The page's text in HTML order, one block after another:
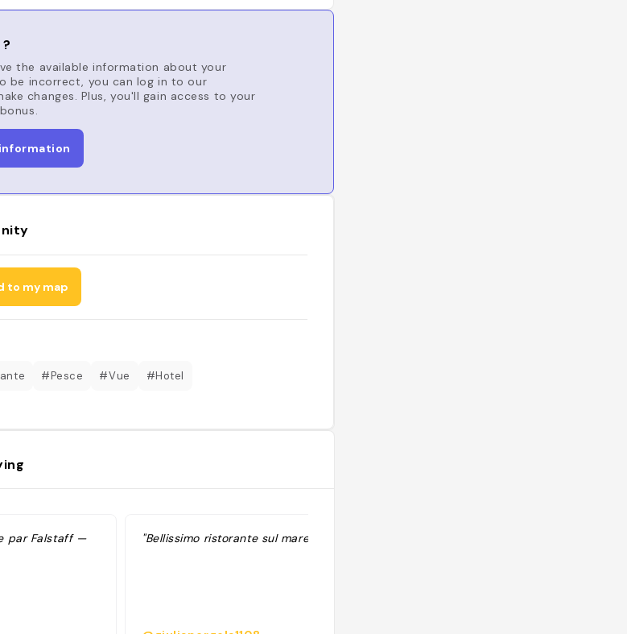
the available information about your
be incorrect, you can log in to our
changes. Plus, you'll gain access to your
to my map
#Pesce #Vue #Hotel
par Falstaff —
"Bellissimo ristorante sul mare"